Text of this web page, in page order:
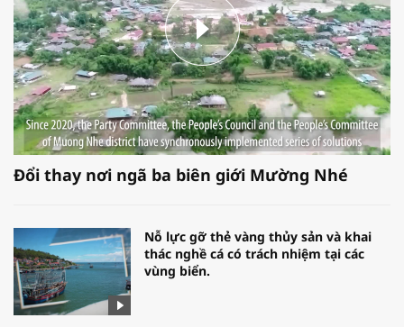
Đổi thay nơi ngã ba biên giới Mường Nhé
Nỗ lực gỡ thẻ vàng thủy sản và khai
thác nghề cá có trách nhiệm tại các
vùng biển.